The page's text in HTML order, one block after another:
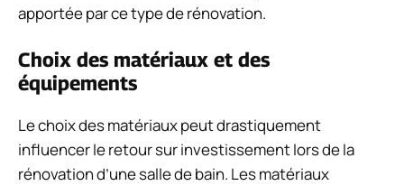
apportée par ce type de rénovation.
Choix des matériaux et des
équipements
Le choix des matériaux peut drastiquement
influencer le retour sur investissement lors de la
rénovation d’une salle de bain. Les matériaux